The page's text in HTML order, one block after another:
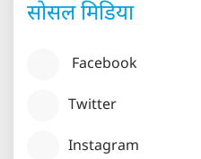
सोसल मिडिया
Facebook
Twitter
Instagram